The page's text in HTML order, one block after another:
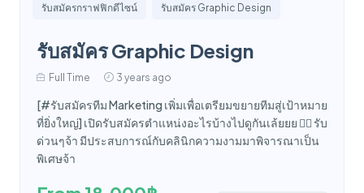
รับสมัครกราฟฟิกดีไซน์ รับสมัคร Graphic Design
รับสมัคร Graphic Design
Full Time 3 years ago
[#รับสมัครทีม Marketing เพิ่มเพื่อเตรียมขยายทีมสู่เป้าหมาย
ที่ยิ่งใหญ่] เปิดรับสมัครตำแหน่งอะไรบ้างไปดูกันเล้ยยย 👇🏼 รับ
ด่วนๆจ้า มีประสบการณ์กับคลินิกความงามมาพิจารณาเป็น
พิเศษจ้า